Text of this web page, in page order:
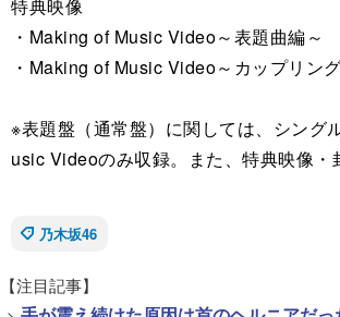
特典映像
・Making of Music Video～表題曲編～
・Making of Music Video～カップリン
※表題盤（通常盤）に関しては、シング
usic Videoのみ収録。また、特典映像・
乃木坂46
【注目記事】